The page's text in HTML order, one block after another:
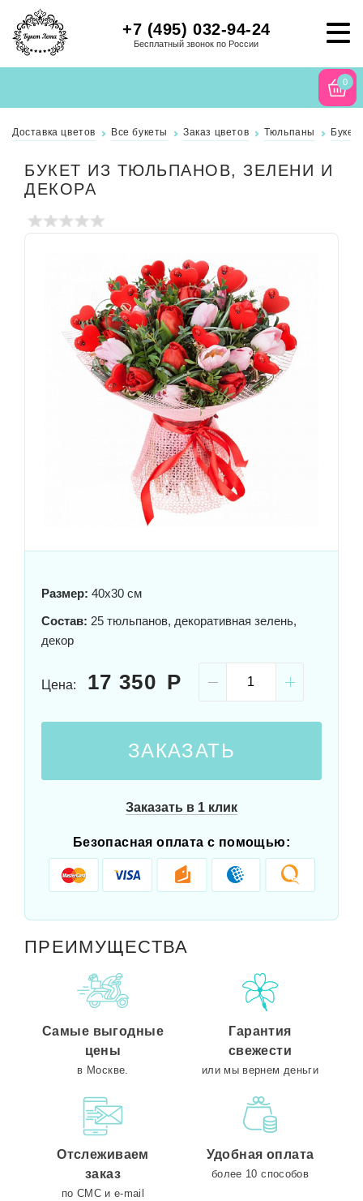
+7 (495) 032-94-24
Бесплатный звонок по России
0
Доставка цветов Все букеты Заказ цветов Тюльпаны
БУКЕТ ИЗ ТЮЛЬПАНОВ, ЗЕЛЕНИ И
ДЕКОРА
Размер: 40x30 см
Состав: 25 тюльпанов, декоративная зелень,
декор
Цена: 17 350
ЗАКАЗАТЬ
Заказать в 1 клик
Безопасная оплата с помощью:
ПРЕИМУЩЕСТВА
Самые выгодные
цены
в Москве.
Гарантия
свежести
или мы вернем деньги
Отслеживаем
заказ
по СМС и e-mail
Удобная оплата
более 10 способов